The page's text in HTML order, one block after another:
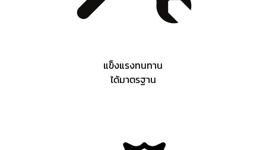
แข็งแรงทนทาน
ได้มาตรฐาน